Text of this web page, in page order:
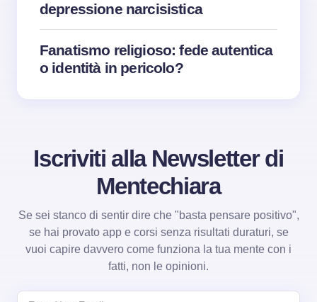
depressione narcisistica
Fanatismo religioso: fede autentica
o identità in pericolo?
Iscriviti alla Newsletter di
Mentechiara
Se sei stanco di sentir dire che "basta pensare positivo",
se hai provato app e corsi senza risultati duraturi, se
vuoi capire davvero come funziona la tua mente con i
fatti, non le opinioni.